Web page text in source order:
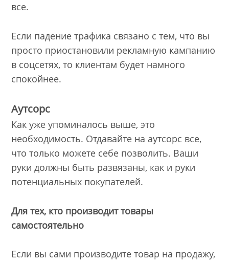
все.
Если падение трафика связано с тем, что вы
просто приостановили рекламную кампанию
в соцсетях, то клиентам будет намного
спокойнее.
Аутсорс
Как уже упоминалось выше, это
необходимость. Отдавайте на аутсорс все,
что только можете себе позволить. Ваши
руки должны быть развязаны, как и руки
потенциальных покупателей.
Для тех, кто производит товары
самостоятельно
Если вы сами производите товар на продажу,